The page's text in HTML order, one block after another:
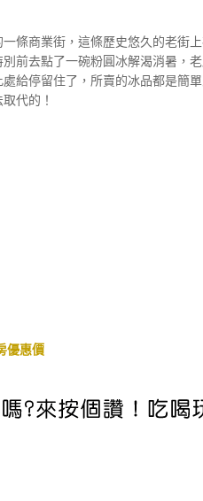
條商業街，這條歷史悠久的老街
前去點了一碗粉圓冰解渴消暑，
給停留住了，所賣的冰品都是簡
代的！
優惠價